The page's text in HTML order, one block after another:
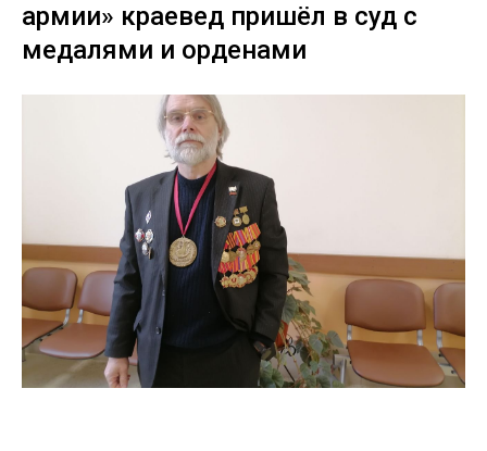
армии» краевед пришёл в суд с
медалями и орденами